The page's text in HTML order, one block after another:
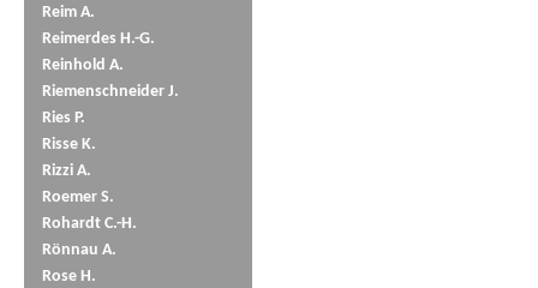
Reim A.
Reimerdes H.-G.
Reinhold A.
Riemenschneider J.
Ries P.
Risse K.
Rizzi A.
Roemer S.
Rohardt C.-H.
Rönnau A.
Rose H.